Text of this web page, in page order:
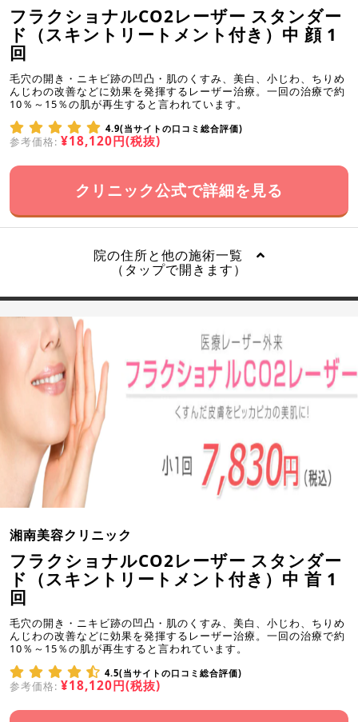
フラクショナルCO2レーザー スタンダー
ド（スキントリートメント付き）中 顔 1
回
毛穴の開き・ニキビ跡の凹凸・肌のくすみ、美白、小じわ、ちりめ
んじわの改善などに効果を発揮するレーザー治療。一回の治療で約
10％～15％の肌が再生すると言われています。
4.9(当サイトの口コミ総合評価)
参考価格: ¥18,120円(税抜)
クリニック公式で詳細を見る
院の住所と他の施術一覧
（タップで開きます）
湘南美容クリニック
フラクショナルCO2レーザー スタンダー
ド（スキントリートメント付き）中 首 1
回
毛穴の開き・ニキビ跡の凹凸・肌のくすみ、美白、小じわ、ちりめ
んじわの改善などに効果を発揮するレーザー治療。一回の治療で約
10％～15％の肌が再生すると言われています。
4.5(当サイトの口コミ総合評価)
参考価格: ¥18,120円(税抜)